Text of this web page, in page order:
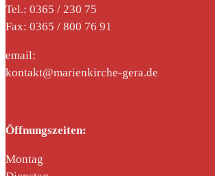
Tel.: 0365 / 230 75
Fax: 0365 / 800 76 91
email:
kontakt@marienkirche-gera.de
Öffnungszeiten:
Montag